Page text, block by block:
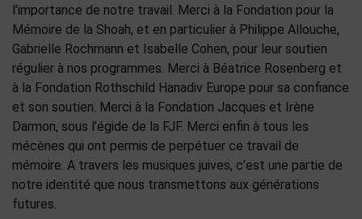
l’importance de notre travail. Merci à la Fondation pour la
Mémoire de la Shoah, et en particulier à Philippe Allouche,
Gabrielle Rochmann et Isabelle Cohen, pour leur soutien
régulier à nos programmes. Merci à Béatrice Rosenberg et
à la Fondation Rothschild Hanadiv Europe pour sa confiance
et son soutien. Merci à la Fondation Jacques et Irène
Darmon, sous l’égide de la FJF. Merci enfin à tous les
mécènes qui ont permis de perpétuer ce travail de
mémoire. A travers les musiques juives, c’est une partie de
notre identité que nous transmettons aux générations
futures.